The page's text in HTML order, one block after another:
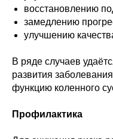
восстановлению
замедлению
улучшению
В ряде случаев
развития
функцию коленного
Профилактика
на
Как вас зовут?*